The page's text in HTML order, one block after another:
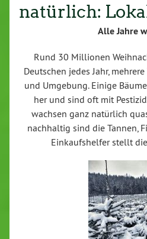
natürlich:
Alle Jahre
Rund 30 Millionen
Deutschen jedes Jahr,
und Umgebung. Einige
her und sind oft mit
wachsen ganz natürlich
nachhaltig sind die Tannen,
Einkaufshelfer stellt